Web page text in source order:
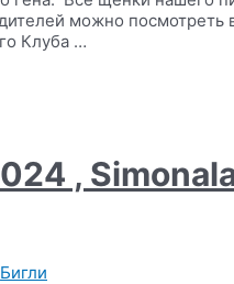
можно
Клуба …
,
Бигли